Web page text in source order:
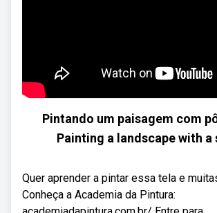
Pintando um paisagem com
Painting a landscape with a
Quer aprender a pintar essa tela e
Conheça a Academia da Pintura: